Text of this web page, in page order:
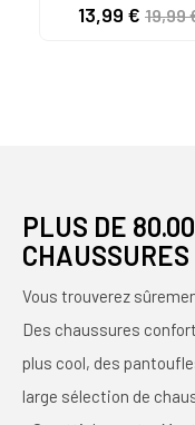
13,99 € 19,99
PLUS DE
Vous trouverez
Des chaussures
plus cool, des
large sélection de